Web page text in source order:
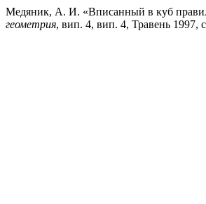
Медяник, А. И. «Вписанный в куб
геометрия, вип. 4, вип. 4, Травень 1997,